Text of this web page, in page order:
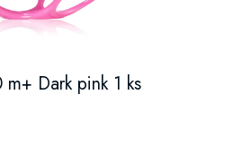
Dark pink 1 ks